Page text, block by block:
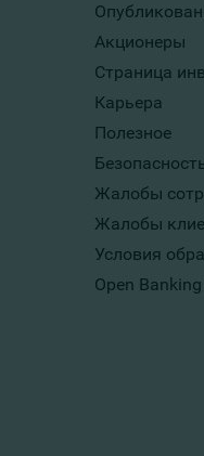
Акционеры
Страница
Карьера
Полезное
Жалобы
Жалобы
Условия
Open Banking